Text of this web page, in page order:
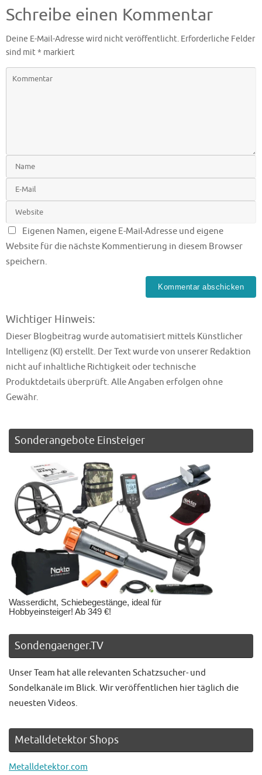
Schreibe einen Kommentar
Deine E-Mail-Adresse wird nicht veröffentlicht. Erforderliche Felder
sind mit* markiert
Eigenen Namen, eigene E-Mail-Adresse und eigene
Website für die nächste Kommentierung in diesem Browser
speichern.
Wichtiger Hinweis:
Dieser Blogbeitrag wurde automatisiert mittels Künstlicher
Intelligenz (KI) erstellt. Der Text wurde von unserer Redaktion
nicht auf inhaltliche Richtigkeit oder technische
Produktdetails überprüft. Alle Angaben erfolgen ohne
Gewähr.
Sonderangebote Einsteiger
Wasserdicht, Schiebegestänge, ideal für
Hobbyeinsteiger! Ab 349 €!
Sondengaenger.TV
Unser Team hat alle relevanten Schatzsucher- und
Sondelkanäle im Blick. Wir veröffentlichen hier täglich die
neuesten Videos.
Metalldetektor Shops
Metalldetektor.com